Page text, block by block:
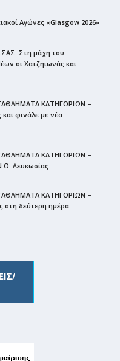
Αγώνες «Glasgow 2026»
Στη μάχη του
οι Χατζηιωνάς και
ΚΑΤΗΓΟΡΙΩΝ –
φινάλε με νέα
ΚΑΤΗΓΟΡΙΩΝ –
Λευκωσίας
ΚΑΤΗΓΟΡΙΩΝ –
στη δεύτερη ημέρα